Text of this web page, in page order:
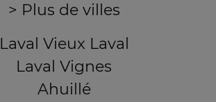
> Plus de villes
Laval Vieux Laval
Laval Vignes
Ahuillé